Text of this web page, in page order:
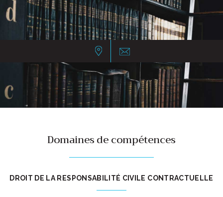
Domaines de compétences
DROIT DE LA RESPONSABILITÉ CIVILE CONTRACTUELLE